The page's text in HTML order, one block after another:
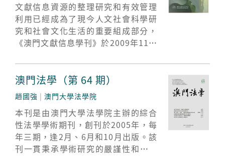
文獻信息資源的整理研究和有效管理
利用已經成為了現今人文社會科學研
究和社會文化生活的重要組成部分，
《澳門文獻信息學刊》於2009年11月
交流聯繫、推動相關領域的研究，以
及搭建學術交流平台。
澳門法學（第 64 期）
趙國強 | 澳門大學法學院
本刊是由澳門大學法學院主辦的綜合
性法學學術期刊，創刊於2005年，每
年三期，逢2月、6月和10月出版。該
刊一貫秉承學術研究的嚴謹性和開放